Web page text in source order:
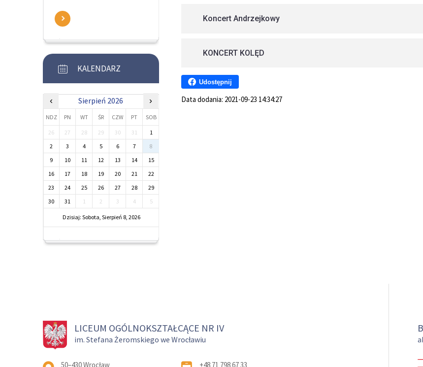
Koncert Andrzejkowy
KONCERT KOLĘD
Udostępnij
Data dodania: 2021-09-23 14:34:27
KALENDARZ
‹ Sierpień 2026 ›
NDZ PN WT ŚR CZW PT SOB
26 27 28 29 30 31
1
2
3 4 5 6 7
8
9
10 11 12 13 14
15
16
17 18 19 20 21
22
23
24 25 26 27 28
29
30
31 1 2 3 4 5
Dzisiaj: Sobota, Sierpień 8, 2026
LICEUM OGÓLNOKSZTAŁCĄCE NR IV
im. Stefana Żeromskiego we Wrocławiu
Adres pocztowy:
50–430 Wrocław +48 71 798 67 33